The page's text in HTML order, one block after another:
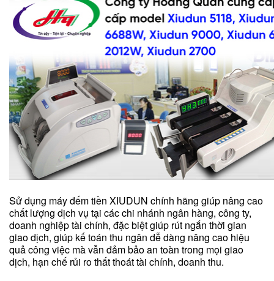
Sử dụng máy đếm tiền XIUDUN chính hãng giúp nâng cao
chất lượng dịch vụ tại các chi nhánh ngân hàng, công ty,
doanh nghiệp tài chính, đặc biệt giúp rút ngắn thời gian
giao dịch, giúp kế toán thu ngân dễ dàng nâng cao hiệu
quả công việc mà vẫn đảm bảo an toàn trong mọi giao
dịch, hạn chế rủi ro thất thoát tài chính, doanh thu.